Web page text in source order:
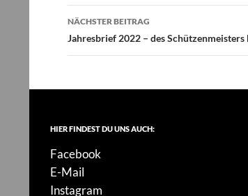
NÄCHSTER BEITRAG
Jahresbrief 2022 – des
HIER FINDEST DU UNS AUCH:
Facebook
E-Mail
Instagram